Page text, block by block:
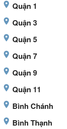
Quận 1
Quận 3
Quận 5
Quận 7
Quận 9
Quận 11
Bình Chánh
Bình Thạnh